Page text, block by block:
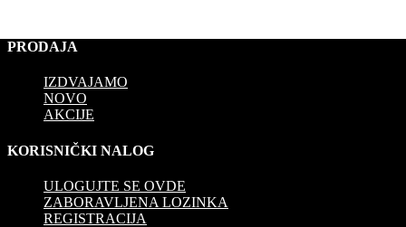
PRODAJA
IZDVAJAMO
NOVO
AKCIJE
KORISNIČKI NALOG
ULOGUJTE SE OVDE
ZABORAVLJENA LOZINKA
REGISTRACIJA